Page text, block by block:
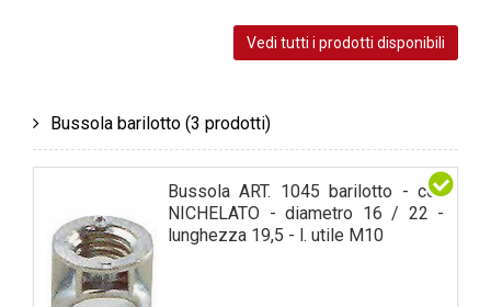
Vedi tutti i prodotti disponibili
Bussola barilotto (3 prodotti)
Bussola ART. 1045 barilotto - col.
NICHELATO - diametro 16 / 22 -
lunghezza 19,5 - l. utile M10